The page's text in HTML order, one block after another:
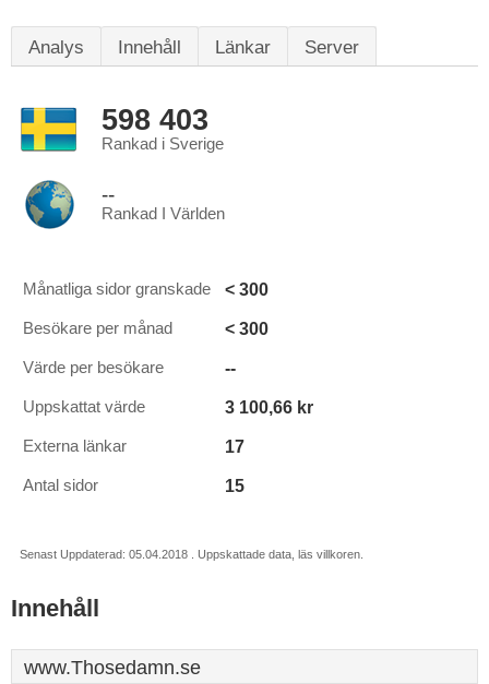
Analys Innehåll Länkar Server
598 403
Rankad i Sverige
--
Rankad I Världen
Månatliga sidor granskade < 300
Besökare per månad < 300
Värde per besökare --
Uppskattat värde 3 100,66 kr
Externa länkar 17
Antal sidor 15
Senast Uppdaterad: 05.04.2018 . Uppskattade data, läs villkoren.
Innehåll
www.Thosedamn.se